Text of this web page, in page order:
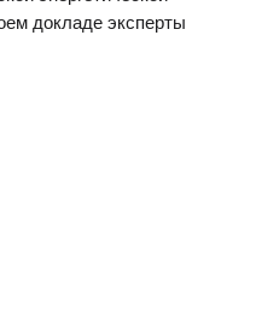
докладе эксперты